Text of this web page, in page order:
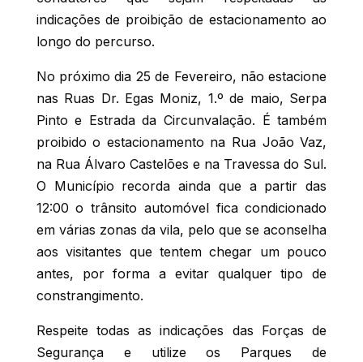
indicações de proibição de estacionamento ao
longo do percurso.
No próximo dia 25 de Fevereiro, não estacione
nas Ruas Dr. Egas Moniz, 1.º de maio, Serpa
Pinto e Estrada da Circunvalação. É também
proibido o estacionamento na Rua João Vaz,
na Rua Álvaro Castelões e na Travessa do Sul.
O Município recorda ainda que a partir das
12:00 o trânsito automóvel fica condicionado
em várias zonas da vila, pelo que se aconselha
aos visitantes que tentem chegar um pouco
antes, por forma a evitar qualquer tipo de
constrangimento.
Respeite todas as indicações das Forças de
Segurança e utilize os Parques de